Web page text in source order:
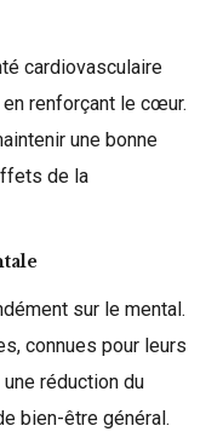
cardiovasculaire
renforçant le cœur.
une bonne
de la
sur le mental.
connues pour leurs
réduction du
bien-être général.